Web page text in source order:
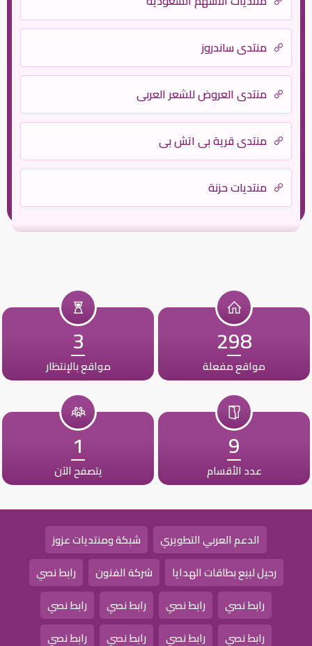
منتدى ساندروز
منتدي العروض للشعر العربي
منتدى قرية بي اتش بي
منتديات حزنة
298
مواقع مفعلة
3
مواقع بالإنتظار
9
عدد الأقسام
1
يتصفح الآن
الدعم العربي التطويري
شبكة ومنتديات عزوز
رحيل لبيع بطاقات الهدايا
شركة الفنون
رابط نصي
رابط نصي
رابط نصي رابط نصي
رابط نصي
رابط نصي
رابط نصي رابط نصي رابط نصي